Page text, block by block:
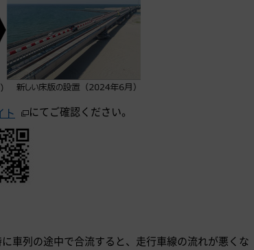
ト にてご確認ください。
車列の途中で合流すると、走行車線の流れが悪くな